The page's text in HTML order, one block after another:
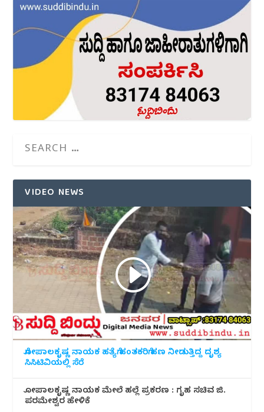
VIDEO NEWS
ಗೋಪಾಲಕೃಷ್ಣ ನಾಯಕ ಹತ್ಯೆಗೆ ಹಂತಕರಿಗೆ ಹಣ ನೀಡುತ್ತಿದ್ದ ದೃಶ್ಯ
ಸಿಸಿಟಿವಿಯಲ್ಲಿ ಸೆರೆ
ಗೋಪಾಲಕೃಷ್ಣ ನಾಯಕ ಮೇಲೆ ಹಲ್ಲೆ ಪ್ರಕರಣ : ಗೃಹ ಸಚಿವ ಜಿ.
ಪರಮೇಶ್ವರ ಹೇಳಿಕೆ